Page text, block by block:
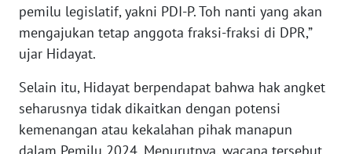
pemilu legislatif, yakni PDI-P. Toh nanti yang akan
mengajukan tetap anggota fraksi-fraksi di DPR,”
ujar Hidayat.
Selain itu, Hidayat berpendapat bahwa hak angket
seharusnya tidak dikaitkan dengan potensi
kemenangan atau kekalahan pihak manapun
dalam Pemilu 2024. Menurutnya, wacana tersebut
WN
RIAU
WN
SERAMBI
WN